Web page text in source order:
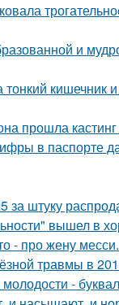
и
тонкий
прошла
в паспорте
за штуку
вышел в
- про жену месси.
травмы в
-